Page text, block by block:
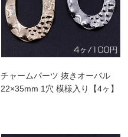
チャームパーツ 抜きオーバル
22×35mm 1穴 模様入り【4ヶ】